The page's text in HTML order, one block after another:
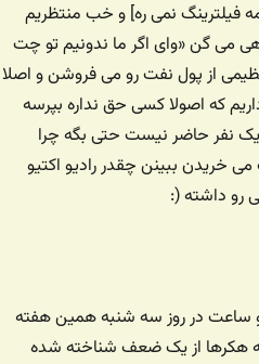
فیلترینگ نمی ره] و خب منتظریم
می گن «وای اگر ما ندونیم تو چت
از پول نفت رو می فروشن و اصلا
که اصولا کسی حق نداره بپرسه
اصولا یک نفر حاضر نیست حتی بگه چرا
ببینن چقدر رادیو اکتیو
رو داشته (:
ساعت در روز سه شنبه همین هفته
هکرها از یک ضعف شناخته شده